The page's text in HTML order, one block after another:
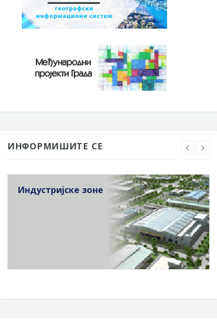
ИНФОРМИШИТЕ СЕ
Индустријске зоне